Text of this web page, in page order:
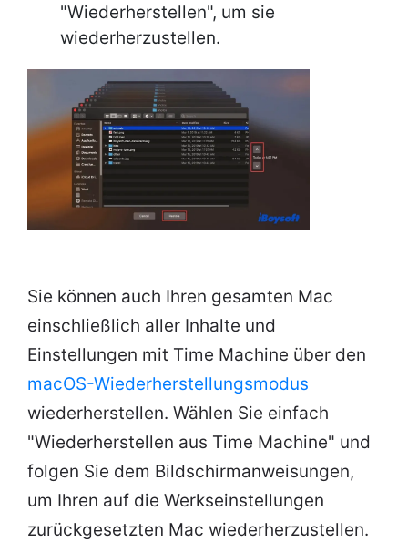
"Wiederherstellen", um sie
wiederherzustellen.
Sie können auch Ihren gesamten Mac
einschließlich aller Inhalte und
Einstellungen mit Time Machine über den
macOS-Wiederherstellungsmodus
wiederherstellen. Wählen Sie einfach
"Wiederherstellen aus Time Machine" und
folgen Sie dem Bildschirmanweisungen,
um Ihren auf die Werkseinstellungen
zurückgesetzten Mac wiederherzustellen.